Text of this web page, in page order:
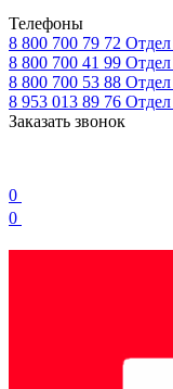
Телефоны
8 800 700 79 72
8 800 700 41 99
8 800 700 53 88
8 953 013 89 76
Заказать звонок
0
0